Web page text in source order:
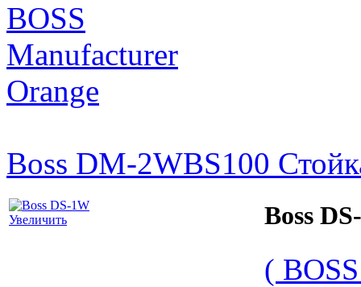
BOSS
Manufacturer
Orange
Boss DM-2WBS100
Увеличить Boss
(